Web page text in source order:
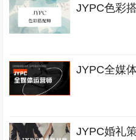
JYPC色彩
JYPC全媒
JYPC婚礼